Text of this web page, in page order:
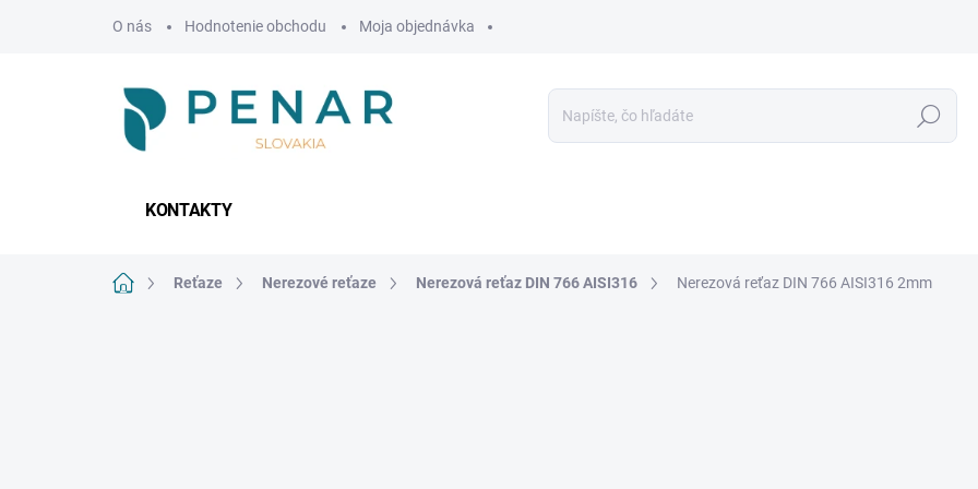
O nás Hodnotenie obchodu Moja objednávka
Hľadať
KONTAKTY
DomovReťaze Nerezové reťaze Nerezová reťaz DIN 766 AISI316 Nerezová reťaz DIN 766 AISI316 2mm